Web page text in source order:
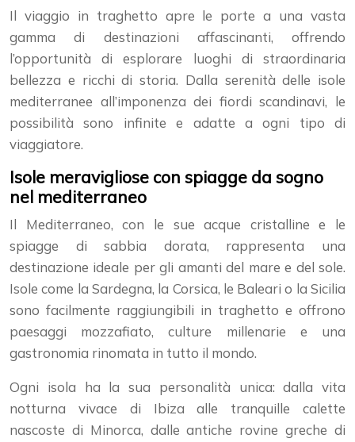
Il viaggio in traghetto apre le porte a una vasta
gamma di destinazioni affascinanti, offrendo
l’opportunità di esplorare luoghi di straordinaria
bellezza e ricchi di storia. Dalla serenità delle isole
mediterranee all’imponenza dei fiordi scandinavi, le
possibilità sono infinite e adatte a ogni tipo di
viaggiatore.
Isole meravigliose con spiagge da sogno
nel mediterraneo
Il Mediterraneo, con le sue acque cristalline e le
spiagge di sabbia dorata, rappresenta una
destinazione ideale per gli amanti del mare e del sole.
Isole come la Sardegna, la Corsica, le Baleari o la Sicilia
sono facilmente raggiungibili in traghetto e offrono
paesaggi mozzafiato, culture millenarie e una
gastronomia rinomata in tutto il mondo.
Ogni isola ha la sua personalità unica: dalla vita
notturna vivace di Ibiza alle tranquille calette
nascoste di Minorca, dalle antiche rovine greche di